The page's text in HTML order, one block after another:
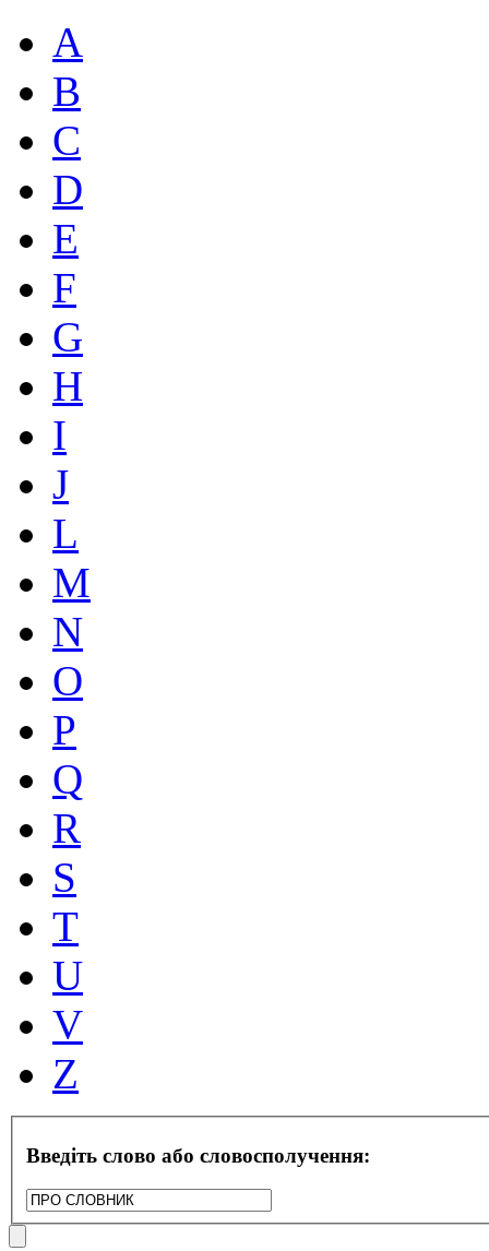
A
B
C
D
E
F
G
H
I
J
L
M
N
O
P
Q
R
S
T
U
V
Z
Введіть слово або словосполучення: